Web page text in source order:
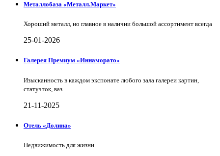
Металлобаза «Металл.Маркет»
Хороший металл, но главное в наличии большой ассортимент всегда
25-01-2026
Галерея Премиум «Иннаморато»
Изысканность в каждом экспонате любого зала галереи картин,
статуэток, ваз
21-11-2025
Отель «Долина»
Недвижимость для жизни